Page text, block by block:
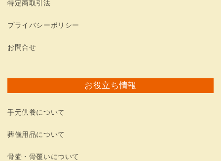
特定商取引法
プライバシーポリシー
お問合せ
お役立ち情報
手元供養について
葬儀用品について
骨壷・骨覆いについて